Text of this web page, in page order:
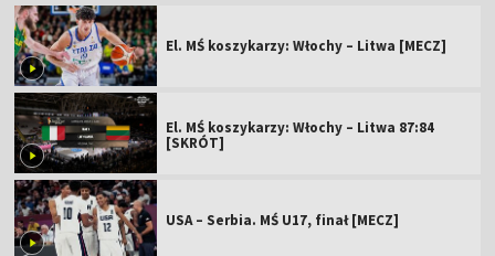
El. MŚ koszykarzy: Włochy – Litwa [MECZ]
El. MŚ koszykarzy: Włochy – Litwa 87:84
[SKRÓT]
USA – Serbia. MŚ U17, finał [MECZ]